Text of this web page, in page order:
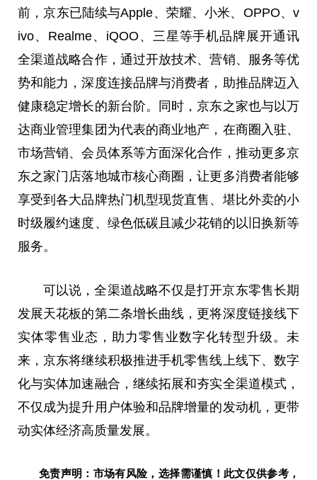
前，京东已陆续与Apple、荣耀、小米、OPPO、v
ivo、Realme、iQOO、三星等手机品牌展开通讯
全渠道战略合作，通过开放技术、营销、服务等优
势和能力，深度连接品牌与消费者，助推品牌迈入
健康稳定增长的新台阶。同时，京东之家也与以万
达商业管理集团为代表的商业地产，在商圈入驻、
市场营销、会员体系等方面深化合作，推动更多京
东之家门店落地城市核心商圈，让更多消费者能够
享受到各大品牌热门机型现货直售、堪比外卖的小
时级履约速度、绿色低碳且减少花销的以旧换新等
服务。
可以说，全渠道战略不仅是打开京东零售长期
发展天花板的第二条增长曲线，更将深度链接线下
实体零售业态，助力零售业数字化转型升级。未
来，京东将继续积极推进手机零售线上线下、数字
化与实体加速融合，继续拓展和夯实全渠道模式，
不仅成为提升用户体验和品牌增量的发动机，更带
动实体经济高质量发展。
免责声明：市场有风险，选择需谨慎！此文仅供参考，